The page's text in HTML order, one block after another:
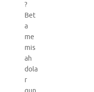
?
Bet
a
me
mis
ah
dola
r